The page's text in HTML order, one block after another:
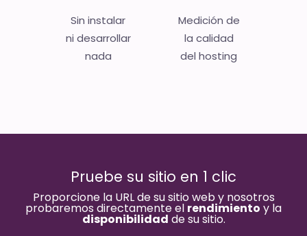
Sin instalar
ni desarrollar
nada
Medición de
la calidad
del hosting
Pruebe su sitio en 1 clic
Proporcione la URL de su sitio web y nosotros
probaremos directamente el rendimiento y la
disponibilidad de su sitio.